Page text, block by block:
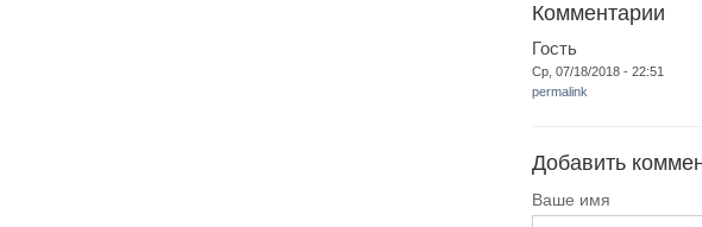
Комментарии
Гость
Ср, 07/18/2018 - 22:51
permalink
Добавить
Ваше имя